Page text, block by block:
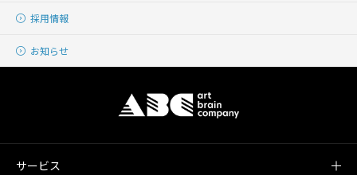
採用情報
お知らせ
サービス